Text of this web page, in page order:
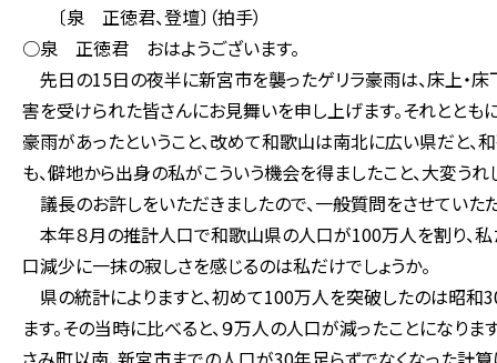
〔泉 正徳君、登壇〕（拍手）
○泉 正徳君 おはようございます。
先日の15日の夜半に新宮市を襲ったゲリラ豪雨は、床上・床
害を受けられた皆さんにお見舞いを申し上げます。それととも
豪雨があったということ、改めて和歌山は南北に広い県だと、
も、僻地から出身の私がこういう機会を得ましたこと、大変うれ
議長のお許しをいただきましたので、一般質問をさせていた
本年８月の推計人口で和歌山県の人口が100万人を割り、私
口減少に一抹の寂しさを感じるのは私だけでしょうか。
県の統計によりますと、初めて100万人を突破したのは昭
ます。その当時に比べると、９万人の人口が減ったことになり